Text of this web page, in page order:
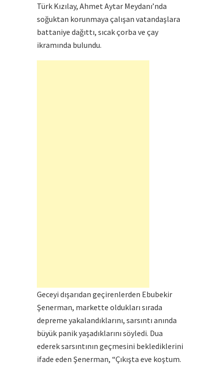
Türk Kızılay, Ahmet Aytar Meydanı’nda
soğuktan korunmaya çalışan vatandaşlara
battaniye dağıttı, sıcak çorba ve çay
ikramında bulundu.
Geceyi dışarıdan geçirenlerden Ebubekir
Şenerman, markette oldukları sırada
depreme yakalandıklarını, sarsıntı anında
büyük panik yaşadıklarını söyledi. Dua
ederek sarsıntının geçmesini beklediklerini
ifade eden Şenerman, “Çıkışta eve koştum.